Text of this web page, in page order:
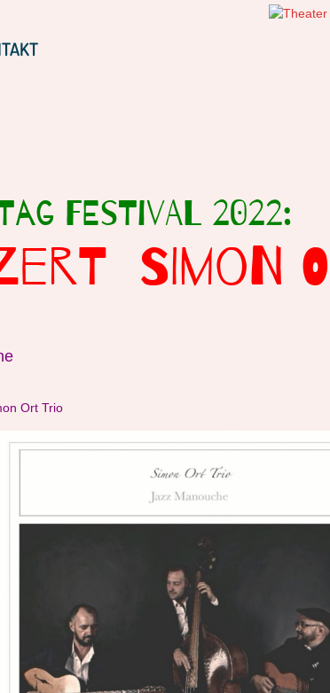
Festival 2022:
SIMON
Ort Trio